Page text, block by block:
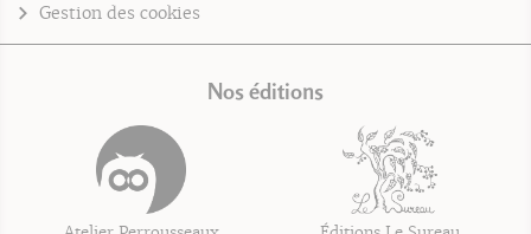
Gestion des cookies
Nos éditions